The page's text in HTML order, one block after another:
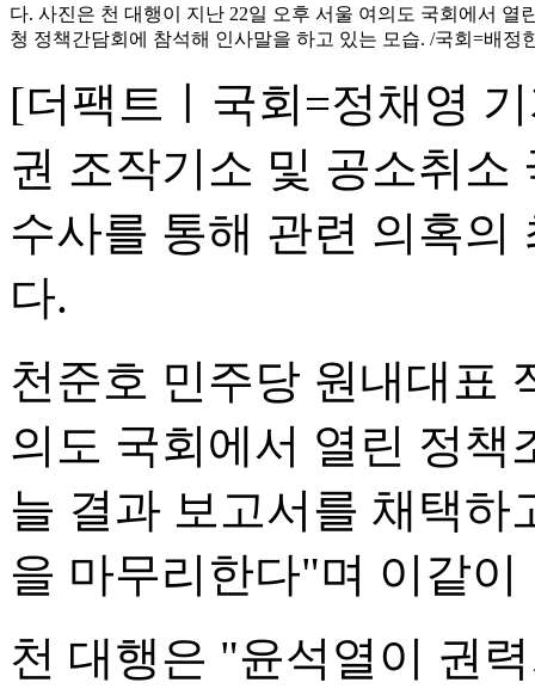
다. 사진은 천 대행이 지난 22일 오후 서울 여의도 국회에서 열
청 정책간담회에 참석해 인사말을 하고 있는 모습. /국회=배정
[더팩트ㅣ국회=정채영
권 조작기소 및 공소취소
수사를 통해 관련 의혹의
다.
천준호 민주당 원내대표
의도 국회에서 열린 정
늘 결과 보고서를 채택하
을 마무리한다"며 이같이
천 대행은 "윤석열이 권